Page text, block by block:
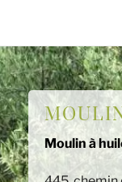
Moulin à